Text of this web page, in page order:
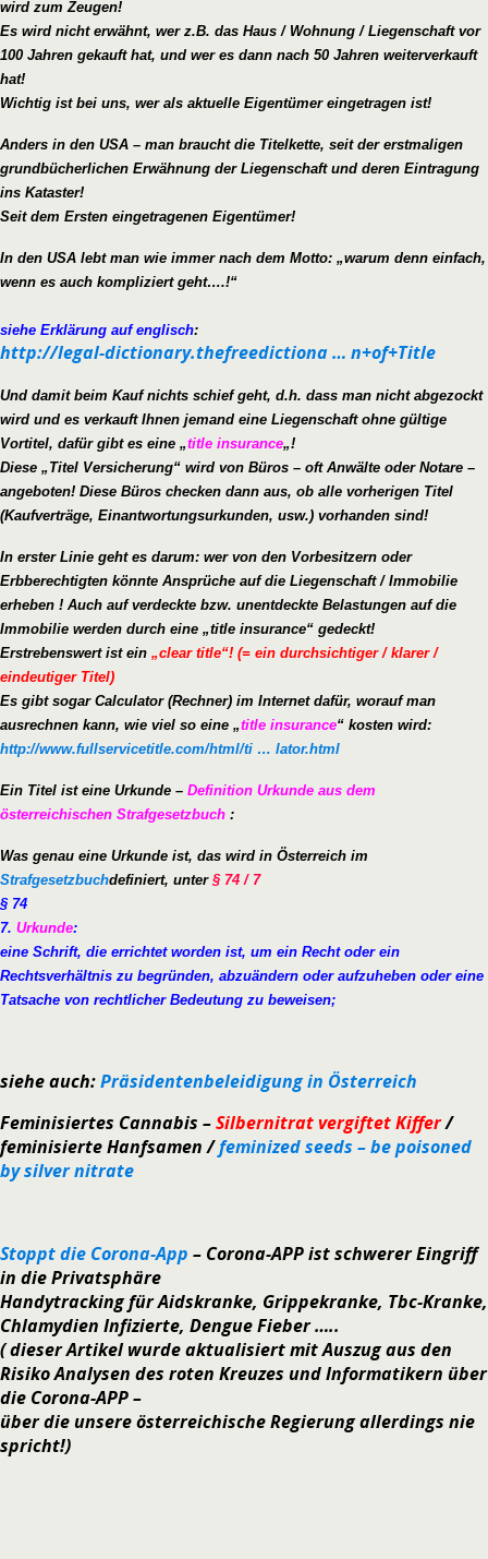
wird zum Zeugen!
Es wird nicht erwähnt, wer z.B. das Haus / Wohnung / Liegenschaft vor
100 Jahren gekauft hat, und wer es dann nach 50 Jahren weiterverkauft
hat!
Wichtig ist bei uns, wer als aktuelle Eigentümer eingetragen ist!
Anders in den USA – man braucht die Titelkette, seit der erstmaligen
grundbücherlichen Erwähnung der Liegenschaft und deren Eintragung
ins Kataster!
Seit dem Ersten eingetragenen Eigentümer!
In den USA lebt man wie immer nach dem Motto: „warum denn einfach,
wenn es auch kompliziert geht….!“
siehe Erklärung auf englisch:
http://legal-dictionary.thefreedictiona … n+of+Title
Und damit beim Kauf nichts schief geht, d.h. dass man nicht abgezockt
wird und es verkauft Ihnen jemand eine Liegenschaft ohne gültige
Vortitel, dafür gibt es eine „title insurance„!
Diese „Titel Versicherung“ wird von Büros – oft Anwälte oder Notare –
angeboten! Diese Büros checken dann aus, ob alle vorherigen Titel
(Kaufverträge, Einantwortungsurkunden, usw.) vorhanden sind!
In erster Linie geht es darum: wer von den Vorbesitzern oder
Erbberechtigten könnte Ansprüche auf die Liegenschaft / Immobilie
erheben ! Auch auf verdeckte bzw. unentdeckte Belastungen auf die
Immobilie werden durch eine „title insurance“ gedeckt!
Erstrebenswert ist ein „clear title“! (= ein durchsichtiger / klarer /
eindeutiger Titel)
Es gibt sogar Calculator (Rechner) im Internet dafür, worauf man
ausrechnen kann, wie viel so eine „title insurance“ kosten wird:
http://www.fullservicetitle.com/html/ti … lator.html
Ein Titel ist eine Urkunde – Definition Urkunde aus dem
österreichischen Strafgesetzbuch :
Was genau eine Urkunde ist, das wird in Österreich im
Strafgesetzbuchdefiniert, unter§ 74 / 7
§ 74
7. Urkunde:
eine Schrift, die errichtet worden ist, um ein Recht oder ein
Rechtsverhältnis zu begründen, abzuändern oder aufzuheben oder eine
Tatsache von rechtlicher Bedeutung zu beweisen;
siehe auch:Präsidentenbeleidigung in Österreich
Feminisiertes Cannabis –Silbernitrat vergiftet Kiffer/
feminisierte Hanfsamen /feminized seeds – be poisoned
by silver nitrate
Stoppt die Corona-App – Corona-APP ist schwerer Eingriff
in die Privatsphäre
Handytracking für Aidskranke, Grippekranke, Tbc-Kranke,
Chlamydien Infizierte, Dengue Fieber …..
(dieser Artikel wurde aktualisiert mit Auszug aus den
Risiko Analysen des roten Kreuzes und Informatikern über
die Corona-APP–
über die unsere österreichische Regierung allerdings nie
spricht!)